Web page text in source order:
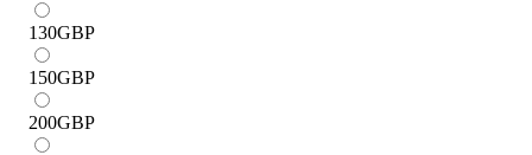
130GBP
150GBP
200GBP